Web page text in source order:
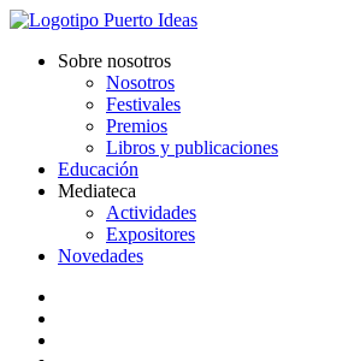
Sobre nosotros
Nosotros
Festivales
Premios
Libros y publicaciones
Educación
Mediateca
Actividades
Expositores
Novedades